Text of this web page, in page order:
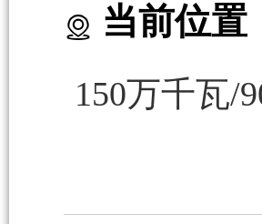
当前位置
150万千瓦/